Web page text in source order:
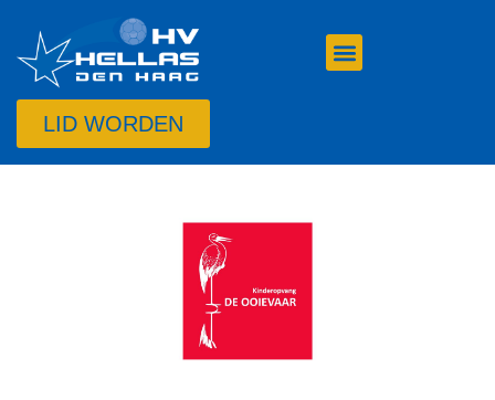
LID WORDEN